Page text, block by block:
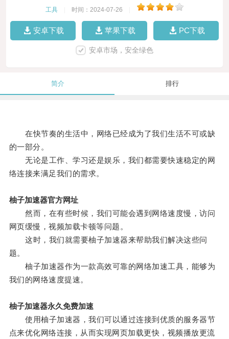
工具 时间：2024-07-26
安卓下载 苹果下载 PC下载
安卓市场，安全绿色
简介 排行
在快节奏的生活中，网络已经成为了我们生活不可或缺
的一部分。
无论是工作、学习还是娱乐，我们都需要快速稳定的网
络连接来满足我们的需求。
柚子加速器官方网址
然而，在有些时候，我们可能会遇到网络速度慢，访问
网页缓慢，视频加载卡顿等问题。
这时，我们就需要柚子加速器来帮助我们解决这些问
题。
柚子加速器作为一款高效可靠的网络加速工具，能够为
我们的网络速度提速。
柚子加速器永久免费加速
使用柚子加速器，我们可以通过连接到优质的服务器节
点来优化网络连接，从而实现网页加载更快，视频播放更流